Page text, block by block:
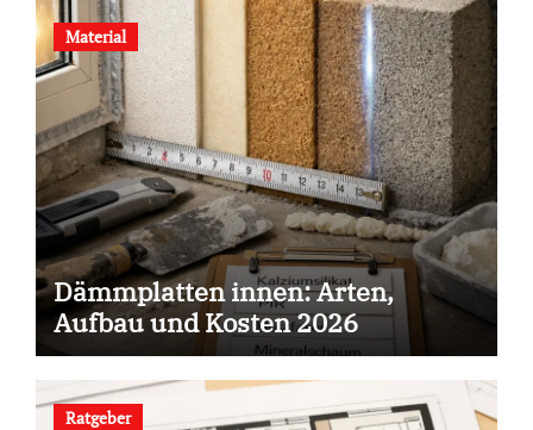
Material
Dämmplatten innen: Arten,
Aufbau und Kosten 2026
Ratgeber